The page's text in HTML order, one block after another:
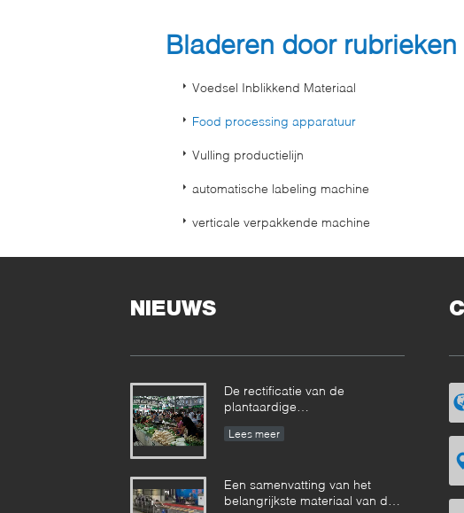
Bladeren door rubrieken
Voedsel Inblikkend Materiaal
Food processing apparatuur
Vulling productielijn
automatische labeling machine
verticale verpakkende machine
NIEUWS
De rectificatie van de
plantaardige
landbouwersmarkt
Lees meer
Een samenvatting van het
belangrijkste materiaal van de